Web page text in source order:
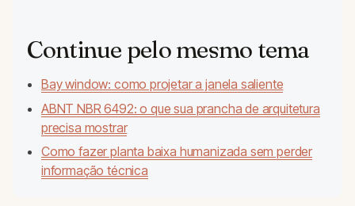
Continue pelo mesmo tema
Bay window: como projetar a janela saliente
ABNT NBR 6492: o que sua prancha de arquitetura
precisa mostrar
Como fazer planta baixa humanizada sem perder
informação técnica